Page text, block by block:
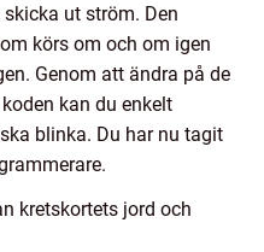
ut ström. Den
körs om och om igen
Genom att ändra på de
kan du enkelt
blinka. Du har nu tagit
kretskortets jord och